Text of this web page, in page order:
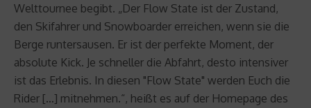
Welttournee begibt. „Der Flow State ist der Zustand,
den Skifahrer und Snowboarder erreichen, wenn sie die
Berge runtersausen. Er ist der perfekte Moment, der
absolute Kick. Je schneller die Abfahrt, desto intensiver
ist das Erlebnis. In diesen "Flow State" werden Euch die
Rider […] mitnehmen.“, heißt es auf der Homepage des